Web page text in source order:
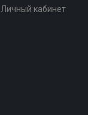
Личный кабинет